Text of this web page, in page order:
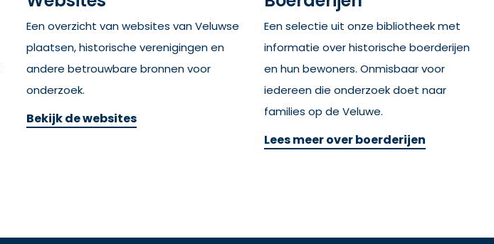
Een overzicht van websites van Veluwse
plaatsen, historische verenigingen en
andere betrouwbare bronnen voor
onderzoek.
Bekijk de websites
Een selectie uit onze bibliotheek met
informatie over historische boerderijen
en hun bewoners. Onmisbaar voor
iedereen die onderzoek doet naar
families op de Veluwe.
Lees meer over boerderijen